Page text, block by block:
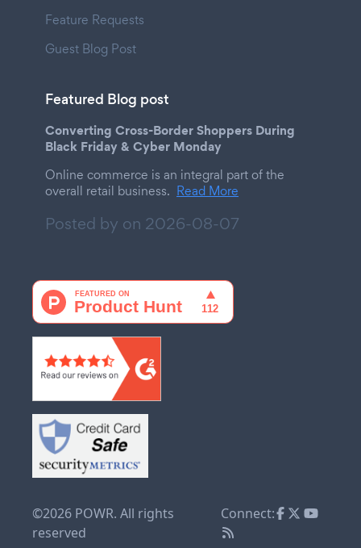
Feature Requests
Guest Blog Post
Featured Blog post
Converting Cross-Border Shoppers During
Black Friday & Cyber Monday
Online commerce is an integral part of the
overall retail business. Read More
Posted by on 2026-08-07
©2026 POWR. All rights
reserved
Connect: